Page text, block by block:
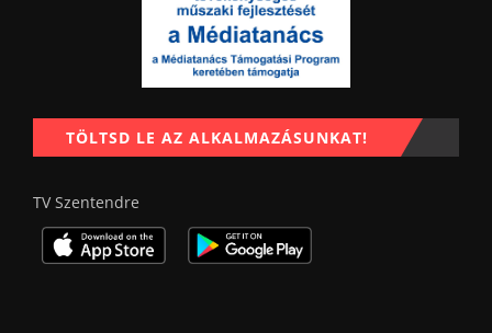
TÖLTSD LE AZ ALKALMAZÁSUNKAT!
TV Szentendre